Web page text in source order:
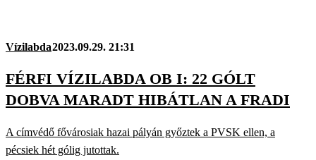
Vízilabda2023.09.29. 21:31
FÉRFI VÍZILABDA OB I: 22 GÓLT
DOBVA MARADT HIBÁTLAN A FRADI
A címvédő fővárosiak hazai pályán győztek a PVSK ellen, a
pécsiek hét gólig jutottak.